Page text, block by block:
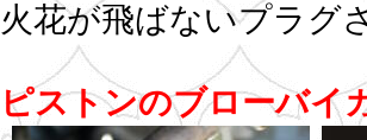
火花が飛ばないプラグ
ピストンのブローバイ